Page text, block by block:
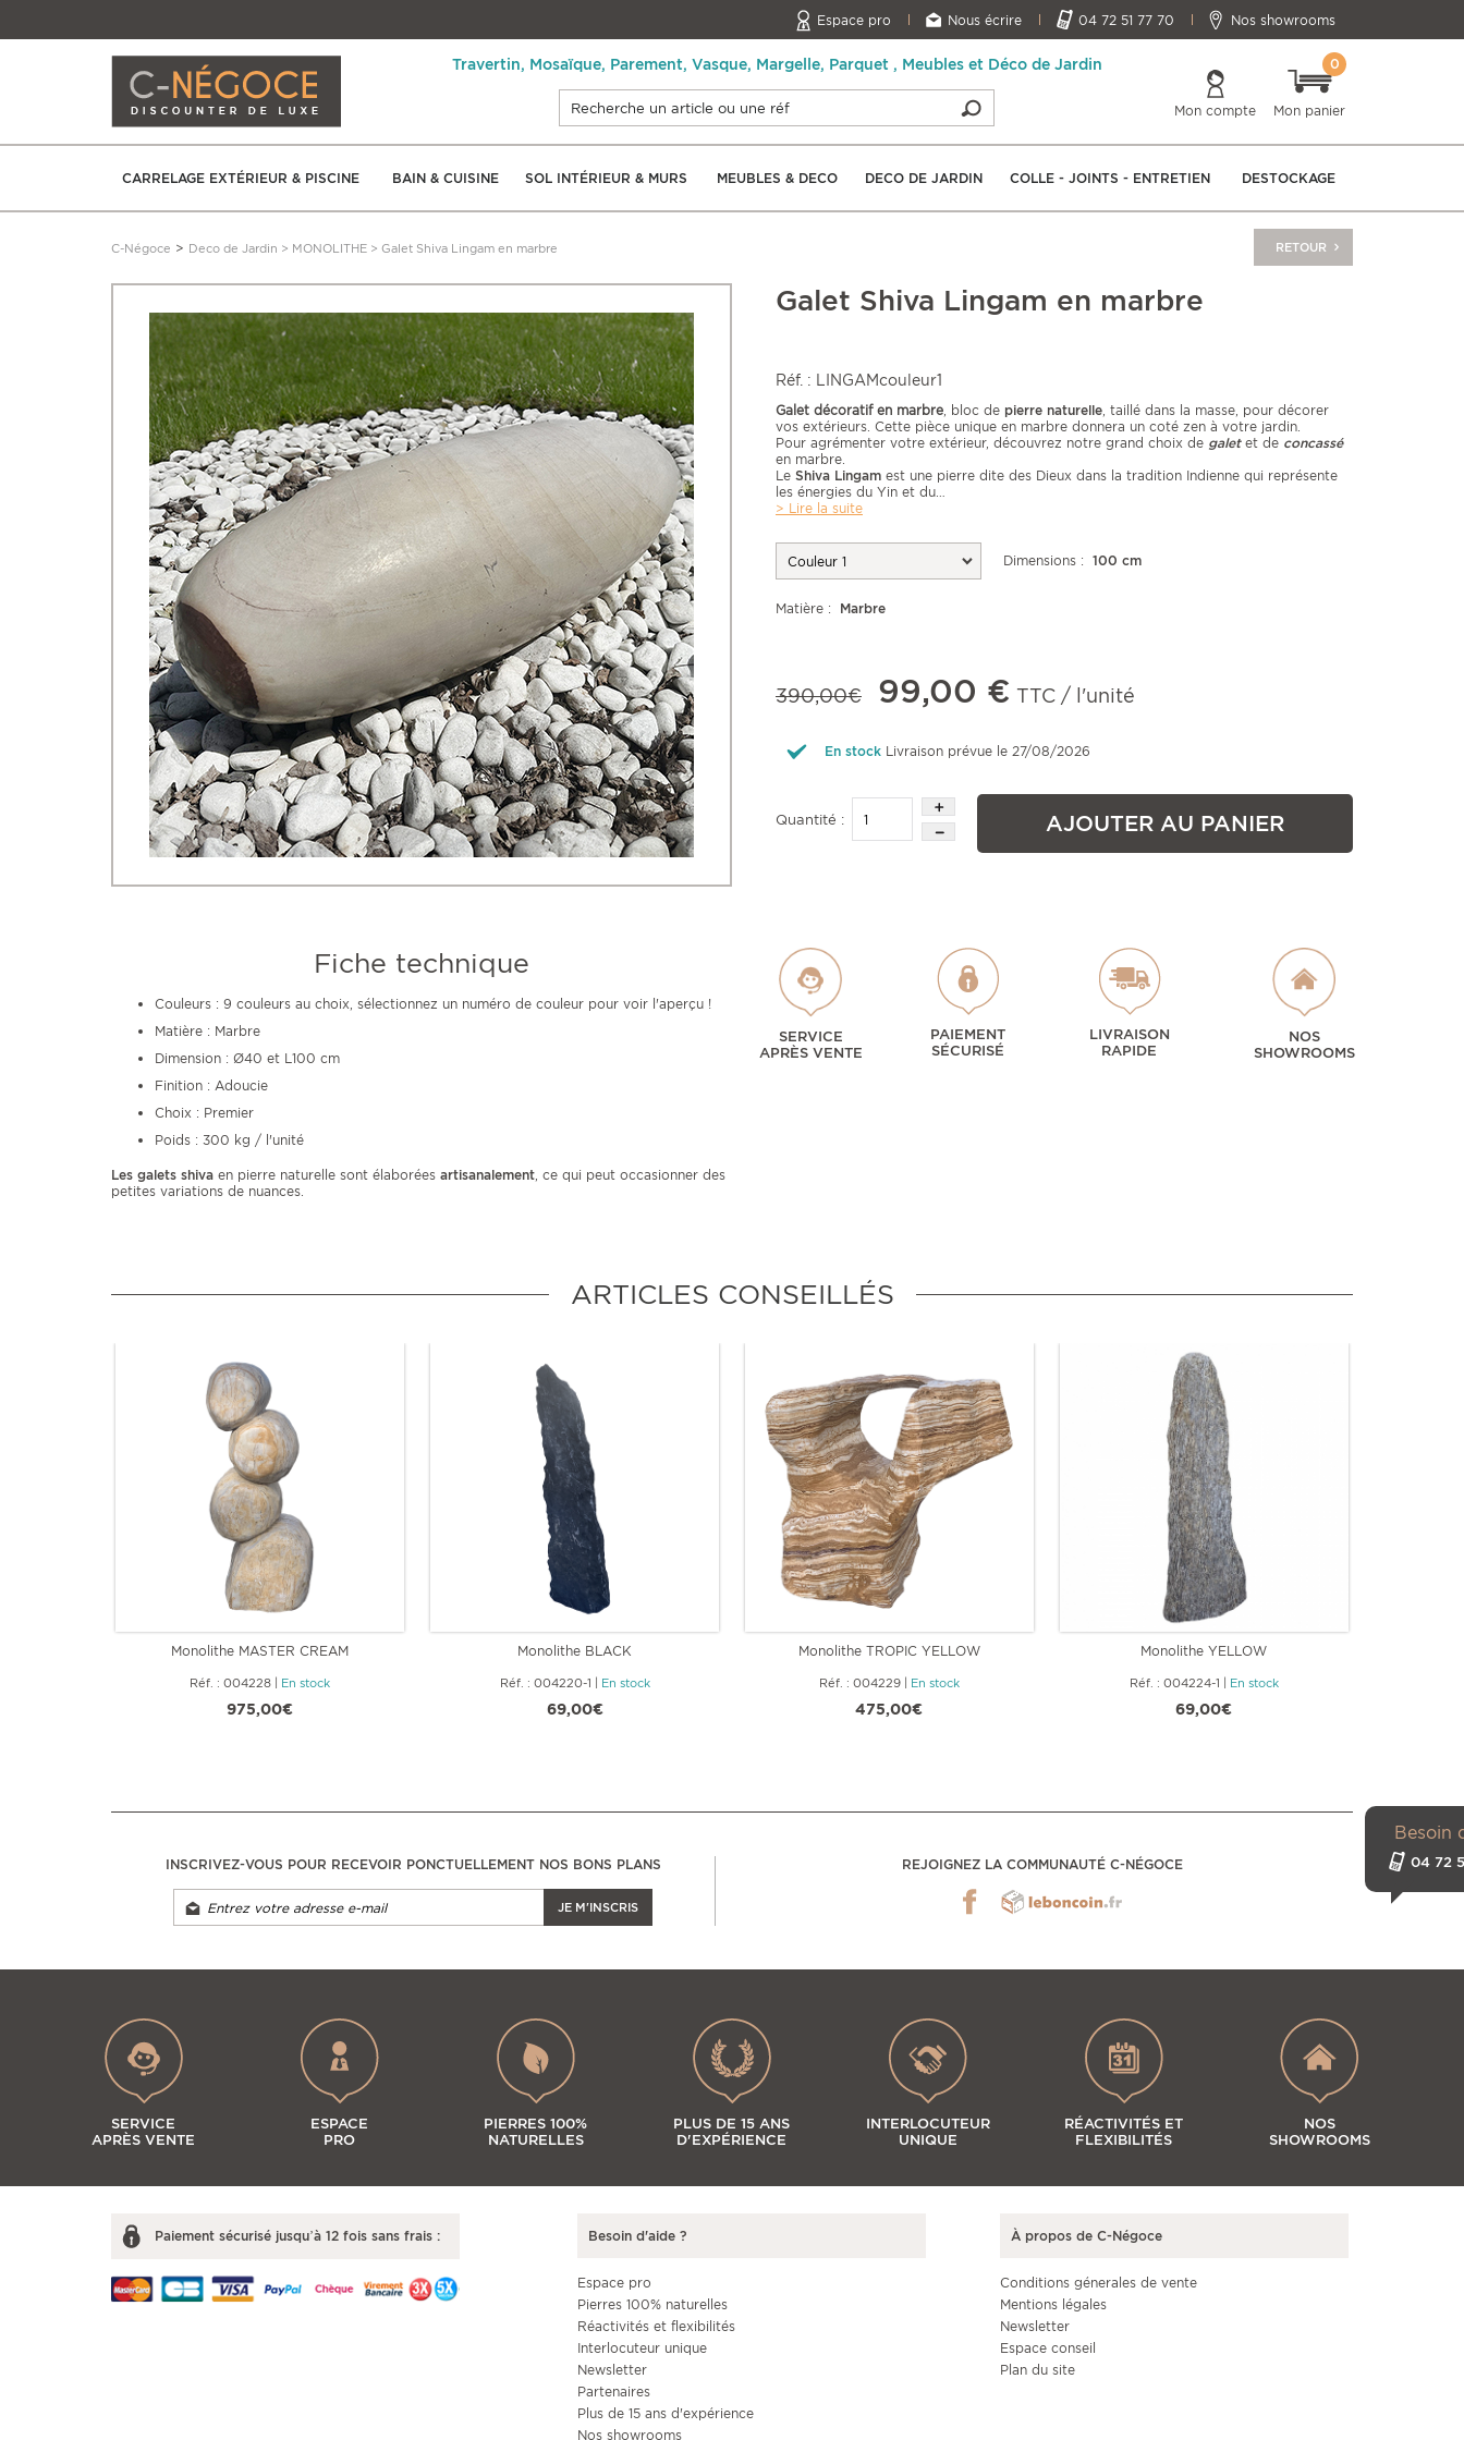
Espace pro Nous écrire 04 72 51 77 70 Nos showrooms
Travertin, Mosaïque, Parement, Vasque, Margelle, Parquet , Meubles et Déco de Jardin
Mon compte Mon panier
0
CARRELAGE EXTÉRIEUR & PISCINE BAIN & CUISINE SOL INTÉRIEUR & MURS MEUBLES & DECO DECO DE JARDIN COLLE - JOINTS - ENTRETIEN DESTOCKAGE
C-Négoce > Deco de Jardin > MONOLITHE > Galet Shiva Lingam en marbre RETOUR
Besoin
04 72
Fiche technique
Couleurs : 9 couleurs au choix, sélectionnez un numéro de couleur pour voir l'aperçu !
Matière : Marbre
Dimension : Ø40 et L100 cm
Finition : Adoucie
Choix : Premier
Poids : 300 kg / l'unité
Les galets shiva en pierre naturelle sont élaborées artisanalement, ce qui peut occasionner des
petites variations de nuances.
Galet Shiva Lingam en marbre
Réf. : LINGAMcouleur1
Galet décoratif en marbre, bloc de pierre naturelle, taillé dans la masse, pour décorer
vos extérieurs. Cette pièce unique en marbre donnera un coté zen à votre jardin.
Pour agrémenter votre extérieur, découvrez notre grand choix de galetet de concassé
en marbre.
Le Shiva Lingam est une pierre dite des Dieux dans la tradition Indienne qui représente
les énergies du Yin et du…
> Lire la suite
Dimensions : 100 cm
Matière : Marbre
390,00€ 99,00 € TTC / l'unité
En stock Livraison prévue le 27/08/2026
Quantité : AJOUTER AU PANIER
SERVICE
APRÈS VENTE
PAIEMENT
SÉCURISÉ
LIVRAISON
RAPIDE
NOS
SHOWROOMS
ARTICLES CONSEILLÉS
Monolithe MASTER CREAM
Réf. : 004228 En stock
975,00€
Monolithe BLACK
Réf. : 004220-1 En stock
69,00€
Monolithe TROPIC YELLOW
Réf. : 004229| En stock
475,00€
Monolithe YELLOW
Réf. : 004224-1 En stock
69,00€
INSCRIVEZ-VOUS POUR RECEVOIR PONCTUELLEMENT NOS BONS PLANS
JE M'INSCRIS
REJOIGNEZ LA COMMUNAUTÉ C-NÉGOCE
SERVICE
APRÈS VENTE
ESPACE
PRO
PIERRES 100%
NATURELLES
PLUS DE 15 ANS
D'EXPÉRIENCE
INTERLOCUTEUR
UNIQUE
RÉACTIVITÉS ET
FLEXIBILITÉS
NOS
SHOWROOMS
Paiement sécurisé jusqu’à 12 fois sans frais : Besoin d'aide ?
Espace pro
Pierres 100% naturelles
Réactivités et flexibilités
Interlocuteur unique
Newsletter
Partenaires
Plus de 15 ans d'expérience
Nos showrooms
À propos de C-Négoce
Conditions génerales de vente
Mentions légales
Newsletter
Espace conseil
Plan du site